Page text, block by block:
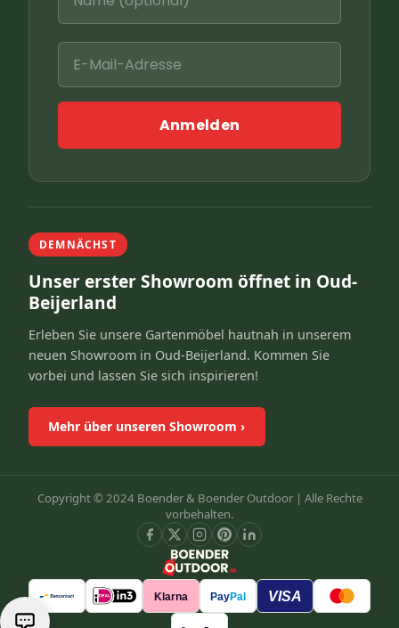
Anmelden
DEMNÄCHST
Unser erster Showroom öffnet in Oud-
Beijerland
Erleben Sie unsere Gartenmöbel hautnah in unserem
neuen Showroom in Oud-Beijerland. Kommen Sie
vorbei und lassen Sie sich inspirieren!
Mehr über unseren Showroom ›
Copyright © 2024 Boender & Boender Outdoor | Alle Rechte
vorbehalten.
Klarna PayPal VISA